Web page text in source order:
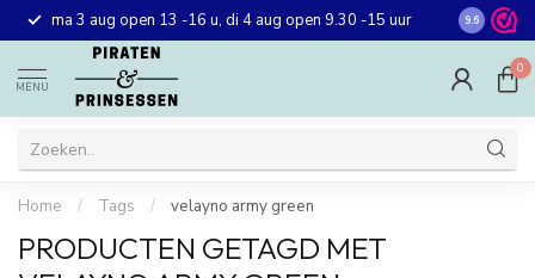
ma 3 aug open 13 -16 u, di 4 aug open 9.30 -15 uur Gratis
winkel in
9.6
MENU
0
Home / Tags / velayno army green
PRODUCTEN GETAGD MET